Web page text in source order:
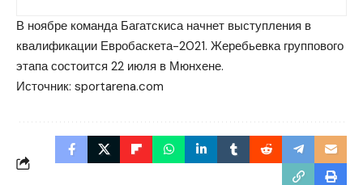
В ноябре команда Багатскиса начнет выступления в
квалификации Евробаскета-2021. Жеребьевка группового
этапа состоится 22 июля в Мюнхене.
Источник: sportarena.com